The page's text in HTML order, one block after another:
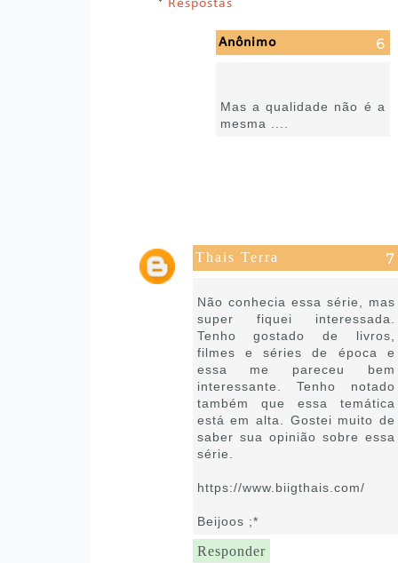
Respostas
Anônimo
Mas a qualidade não é a
mesma ....
Thais Terra
Não conhecia essa série, mas
super fiquei interessada.
Tenho gostado de livros,
filmes e séries de época e
essa me pareceu bem
interessante. Tenho notado
também que essa temática
está em alta. Gostei muito de
saber sua opinião sobre essa
série.
https://www.biigthais.com/
Beijoos ;*
Responder